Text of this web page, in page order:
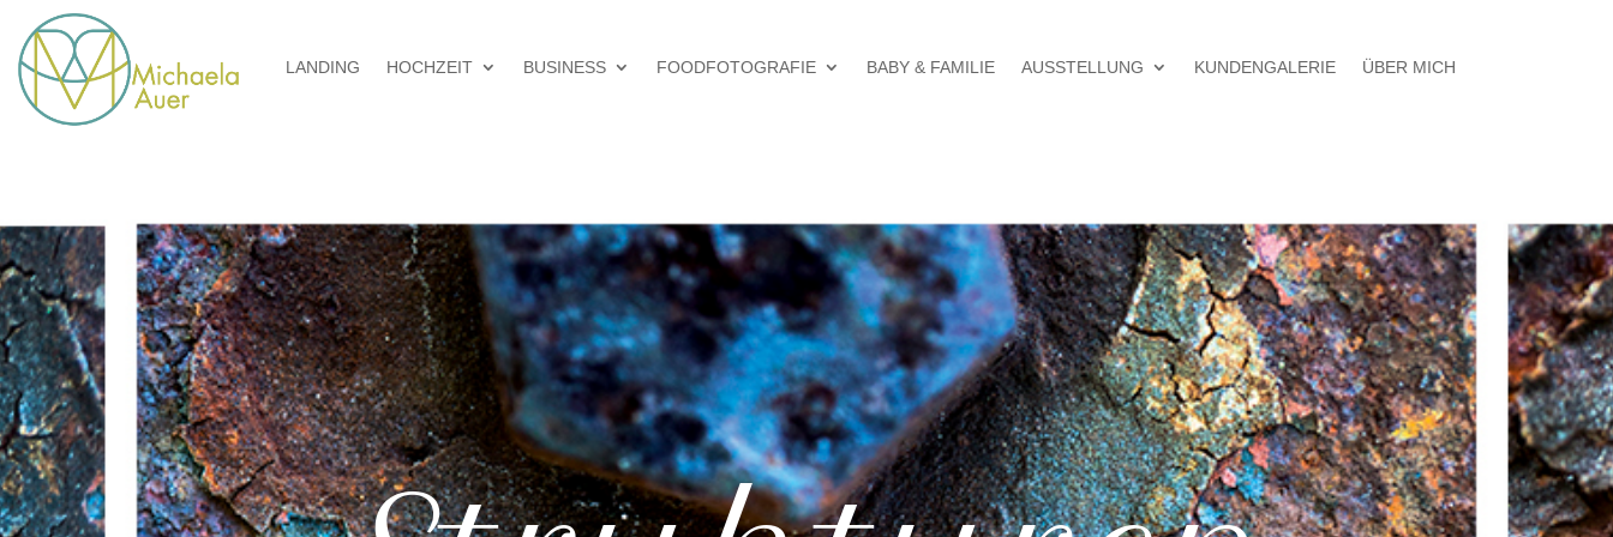
LANDING HOCHZEIT BUSINESS FOODFOTOGRAFIE BABY & FAMILIE AUSSTELLUNG KUNDENGALERIE ÜBER MICH